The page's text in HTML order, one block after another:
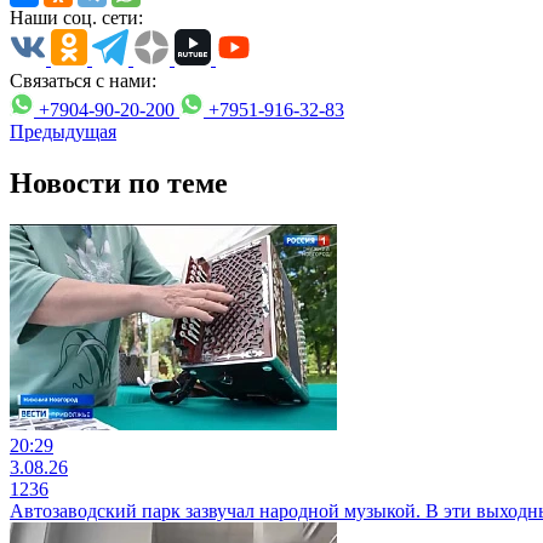
Наши соц. сети:
Связаться с нами:
+7904-90-20-200
+7951-916-32-83
Предыдущая
Новости по теме
20:29
3.08.26
1236
Автозаводский парк зазвучал народной музыкой. В эти